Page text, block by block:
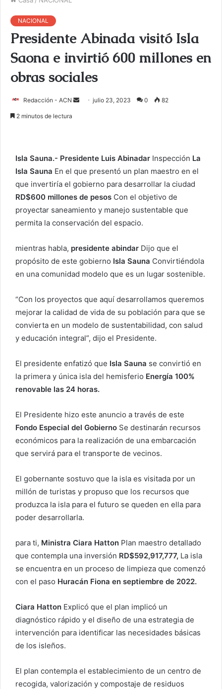
NACIONAL
Presidente Abinada visitó Isla
Saona e invirtió 600 millones en
obras sociales
Redacción - ACN
r
u
n
c
o
e
c
t
r
ó
i
c
o
julio 23, 2023 0 82
2 minutos de lectura
Isla Sauna.- Presidente Luis Abinadar Inspección La
Isla Sauna En el que presentó un plan maestro en el
que invertiría el gobierno para desarrollar la ciudad
RD$600 millones de pesos Con el objetivo de
proyectar saneamiento y manejo sustentable que
permita la conservación del espacio.
mientras habla, presidente abindar Dijo que el
propósito de este gobierno Isla Sauna Convirtiéndola
en una comunidad modelo que es un lugar sostenible.
“Con los proyectos que aquí desarrollamos queremos
mejorar la calidad de vida de su población para que se
convierta en un modelo de sustentabilidad, con salud
y educación integral”, dijo el Presidente.
El presidente enfatizó que Isla Sauna se convirtió en
la primera y única isla del hemisferio Energía 100%
renovable las 24 horas.
El Presidente hizo este anuncio a través de este
Fondo Especial del Gobierno Se destinarán recursos
económicos para la realización de una embarcación
que servirá para el transporte de vecinos.
El gobernante sostuvo que la isla es visitada por un
millón de turistas y propuso que los recursos que
produzca la isla para el futuro se queden en ella para
poder desarrollarla.
para ti, Ministra Ciara Hatton Plan maestro detallado
que contempla una inversión RD$592,917,777, La isla
se encuentra en un proceso de limpieza que comenzó
con el paso Huracán Fiona en septiembre de 2022.
Ciara Hatton Explicó que el plan implicó un
diagnóstico rápido y el diseño de una estrategia de
intervención para identificar las necesidades básicas
de los isleños.
El plan contempla el establecimiento de un centro de
recogida, valorización y compostaje de residuos